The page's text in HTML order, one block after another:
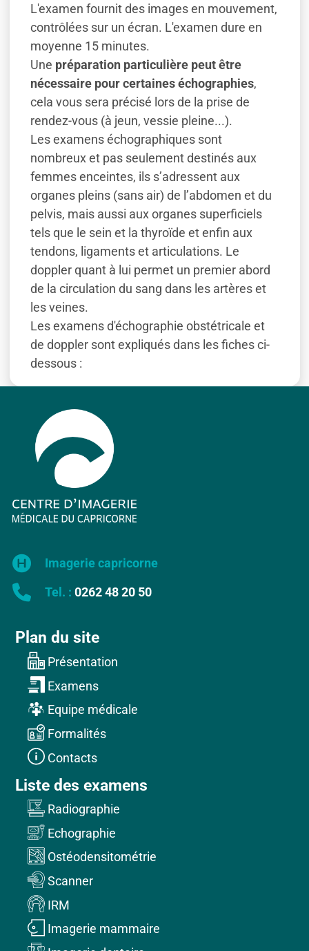
L'examen fournit des images en mouvement,
contrôlées sur un écran. L'examen dure en
moyenne 15 minutes.
Une préparation particulière peut être
nécessaire pour certaines échographies,
cela vous sera précisé lors de la prise de
rendez-vous (à jeun, vessie pleine...).
Les examens échographiques sont
nombreux et pas seulement destinés aux
femmes enceintes, ils s’adressent aux
organes pleins (sans air) de l’abdomen et du
pelvis, mais aussi aux organes superficiels
tels que le sein et la thyroïde et enfin aux
tendons, ligaments et articulations. Le
doppler quant à lui permet un premier abord
de la circulation du sang dans les artères et
les veines.
Les examens d'échographie obstétricale et
de doppler sont expliqués dans les fiches ci-
dessous :
Imagerie capricorne
Tel. : 0262 48 20 50
Plan du site
Présentation
Examens
Equipe médicale
Formalités
Contacts
Liste des examens
Radiographie
Echographie
Ostéodensitométrie
Scanner
IRM
Imagerie mammaire